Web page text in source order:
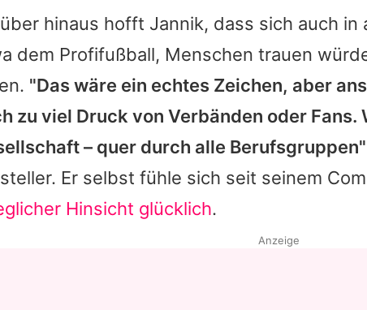
hinaus hofft Jannik, dass sich auch in
dem Profifußball, Menschen trauen
"Das wäre ein echtes Zeichen, aber
zu viel Druck von Verbänden oder
– quer durch alle Berufsgruppen"
Er selbst fühle sich seit seinem
Hinsicht glücklich.
Anzeige